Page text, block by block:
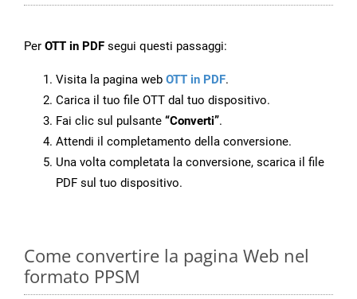
Per OTT in PDF segui questi passaggi:
Visita la pagina web OTT in PDF.
Carica il tuo file OTT dal tuo dispositivo.
Fai clic sul pulsante “Converti”.
Attendi il completamento della conversione.
Una volta completata la conversione, scarica il file
PDF sul tuo dispositivo.
Come convertire la pagina Web nel
formato PPSM